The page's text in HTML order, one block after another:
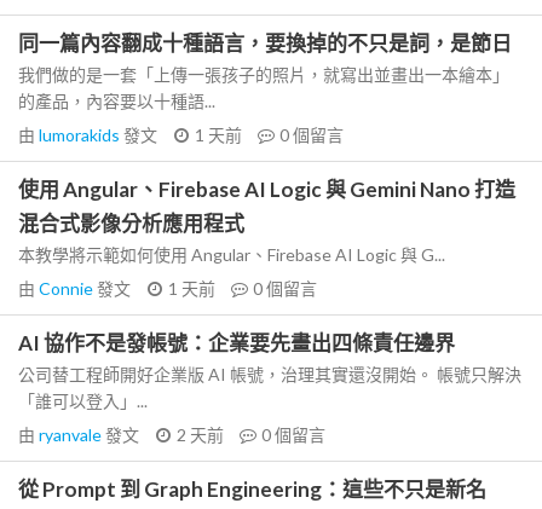
同一篇內容翻成十種語言，要換掉的不只是詞，是節日
我們做的是一套「上傳一張孩子的照片，就寫出並畫出一本繪本」
的產品，內容要以十種語...
由 lumorakids 發文 1 天前 0個留言
使用 Angular、Firebase AI Logic 與 Gemini Nano 打造
混合式影像分析應用程式
本教學將示範如何使用 Angular、Firebase AI Logic 與 G...
由 Connie發文 1 天前 0個留言
AI 協作不是發帳號：企業要先畫出四條責任邊界
公司替工程師開好企業版 AI 帳號，治理其實還沒開始。 帳號只解決
「誰可以登入」...
由 ryanvale發文 2 天前 0個留言
從 Prompt 到 Graph Engineering：這些不只是新名